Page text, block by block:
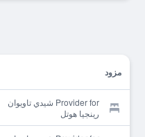
مزود
Provider for شيدي تاويوان
رينجيا هوتل